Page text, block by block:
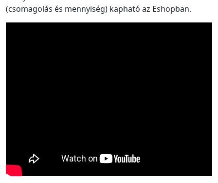
(csomagolás és mennyiség) kapható az Eshopban.